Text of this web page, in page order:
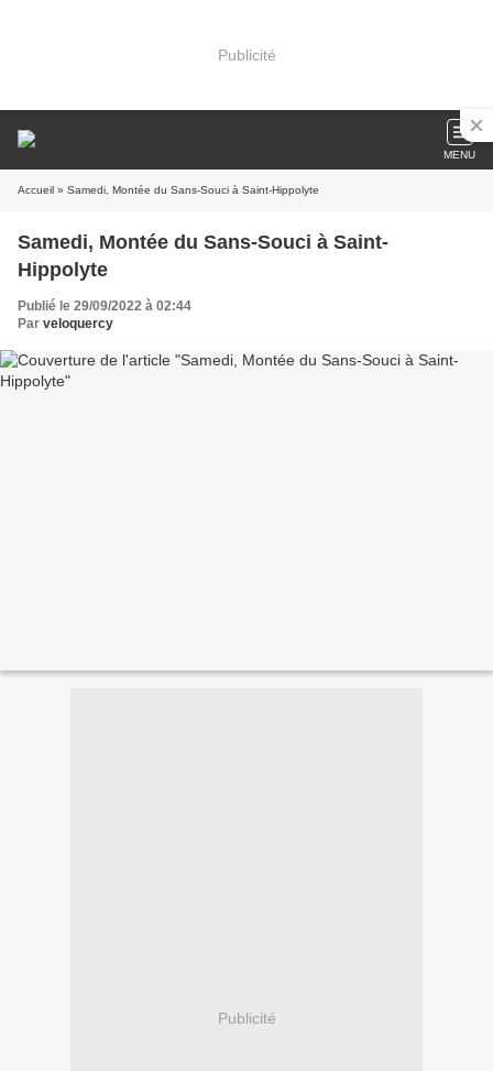
Publicité
MENU
Accueil » Samedi, Montée du Sans-Souci à Saint-Hippolyte
Samedi, Montée du Sans-Souci à Saint-
Hippolyte
Publié le 29/09/2022 à 02:44
Par veloquercy
Publicité